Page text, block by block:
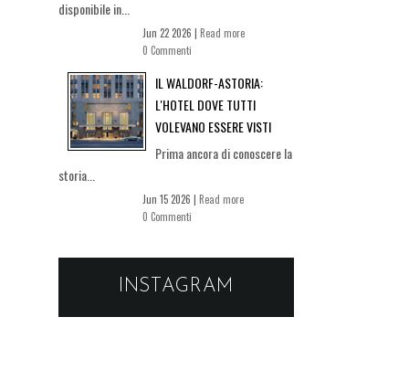
disponibile in...
Jun 22 2026 | Read more
0 Commenti
IL WALDORF-ASTORIA:
L'HOTEL DOVE TUTTI
VOLEVANO ESSERE VISTI
Prima ancora di conoscere la
storia...
Jun 15 2026 | Read more
0 Commenti
INSTAGRAM